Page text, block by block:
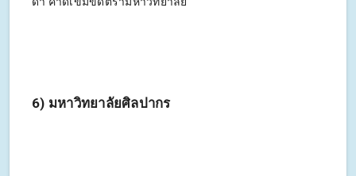
6) มหาวิทยาลัยศิลปากร